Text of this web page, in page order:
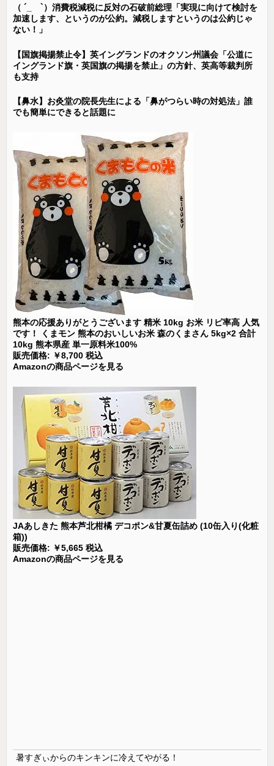
（ ´_ゝ`）消費税減税に反対の石破前総理「実現に向けて検討を
加速します、というのが公約。減税しますというのは公約じゃ
ない！」
【国旗掲揚禁止令】英イングランドのオクソン州議会「公道に
イングランド旗・英国旗の掲揚を禁止」の方針、英高等裁判所
も支持
【鼻水】お灸堂の院長先生による「鼻がつらい時の対処法」誰
でも簡単にできると話題に
熊本の応援ありがとうございます 精米 10kg お米 リピ率高 人気
です！ くまモン 熊本のおいしいお米 森のくまさん 5kg×2 合計
10kg 熊本県産 単一原料米100%
販売価格: ￥8,700 税込
Amazonの商品ページを見る
JAあしきた 熊本芦北柑橘 デコポン&甘夏缶詰め (10缶入り(化粧
箱))
販売価格: ￥5,665 税込
Amazonの商品ページを見る
暑すぎぃからのキンキンに冷えてやがる！